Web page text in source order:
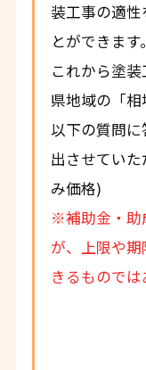
装工事の適
とができます。
これから塗
県地域の「相
以下の質問
出させてい
み価格)
※補助金・助
が、上限や
きるものでは